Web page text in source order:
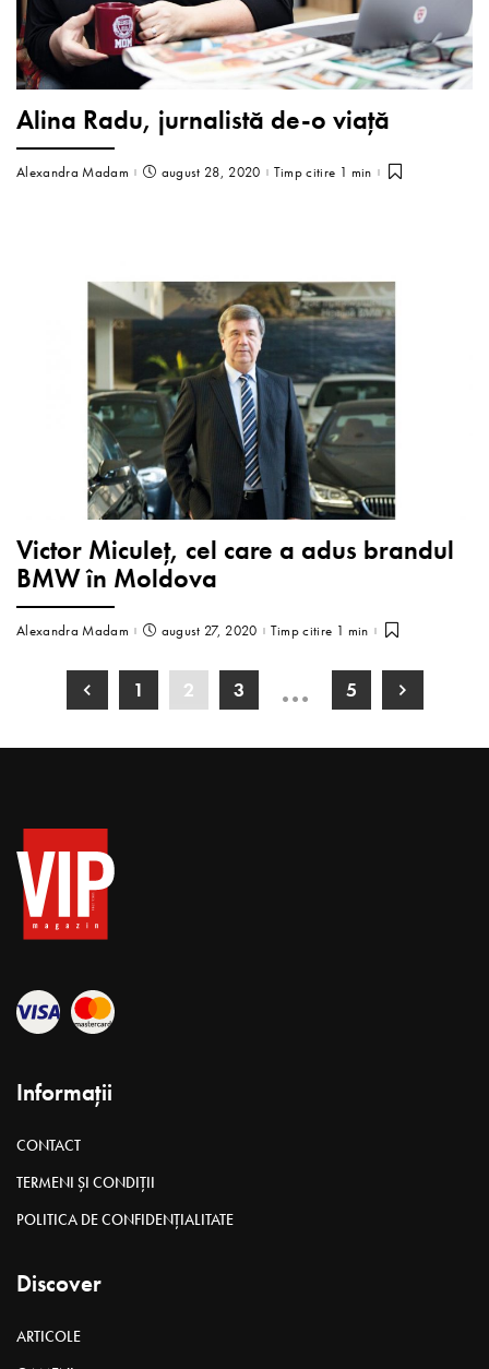
Alina Radu, jurnalistă de-o viață
Alexandra Madam august 28, 2020 Timp citire 1 min
Victor Miculeț, cel care a adus brandul
BMW în Moldova
Alexandra Madam august 27, 2020 Timp citire 1 min
1 2 3 … 5
Informații
CONTACT
TERMENI ȘI CONDIȚII
POLITICA DE CONFIDENȚIALITATE
Discover
ARTICOLE